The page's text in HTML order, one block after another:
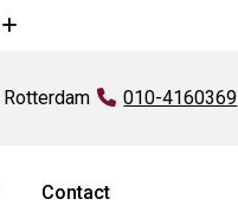
Tekst
10%
Rotterdam Tel:
010-4160369
Contact